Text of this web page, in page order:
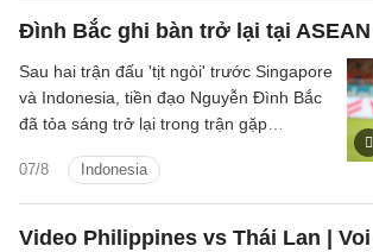
Đình Bắc ghi bàn trở lại tại ASEAN
07/8 Indonesia
Sau hai trận đấu 'tịt ngòi' trước Singapore
và Indonesia, tiền đạo Nguyễn Đình Bắc
đã tỏa sáng trở lại trong trận gặp
Video Philippines vs Thái Lan |